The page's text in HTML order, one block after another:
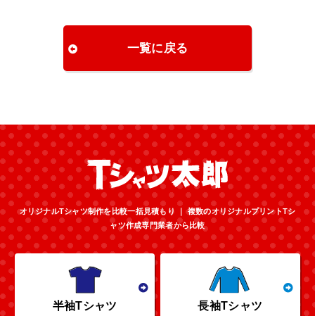
一覧に戻る
オリジナルTシャツ制作を比較一括見積もり ｜ 複数のオリジナルプリントTシ
ャツ作成専門業者から比較
半袖Tシャツ 長袖Tシャツ